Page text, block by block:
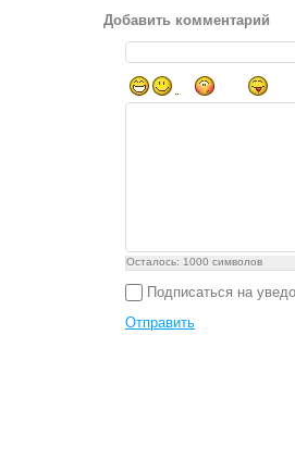
Добавить комментарий
Осталось: 1000 символов
Подписаться на
Отправить